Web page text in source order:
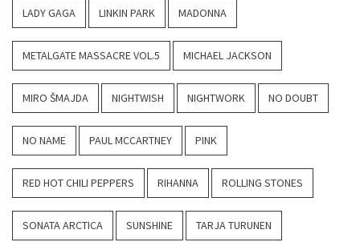
LADY GAGA LINKIN PARK MADONNA
METALGATE MASSACRE VOL.5 MICHAEL JACKSON
MIRO ŠMAJDA NIGHTWISH NIGHTWORK NO DOUBT
NO NAME PAUL MCCARTNEY PINK
RED HOT CHILI PEPPERS RIHANNA ROLLING STONES
SONATA ARCTICA SUNSHINE TARJA TURUNEN